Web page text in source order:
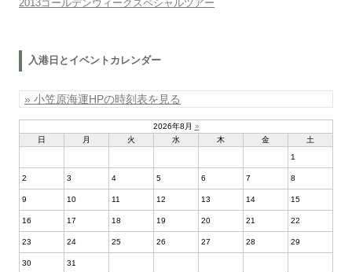
2013ゴールデンウィークスペシャルツアー
入港日とイベントカレンダー
» 小笠原海運HPの時刻表を見る
2026年8月 »
日
月 火 水 木 金
土
1
2 3 4 5 6 7 8
9 10 11 12 13 14 15
16 17 18 19 20 21 22
23 24 25 26 27 28 29
30 31